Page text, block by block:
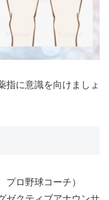
指に意識を向けましょ
プロ野球コーチ）